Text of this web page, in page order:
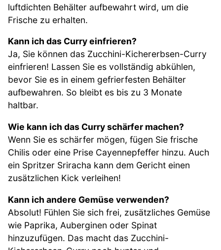
luftdichten Behälter aufbewahrt wird, um die
Frische zu erhalten.
Kann ich das Curry einfrieren?
Ja, Sie können das Zucchini-Kichererbsen-Curry
einfrieren! Lassen Sie es vollständig abkühlen,
bevor Sie es in einem gefrierfesten Behälter
aufbewahren. So bleibt es bis zu 3 Monate
haltbar.
Wie kann ich das Curry schärfer machen?
Wenn Sie es schärfer mögen, fügen Sie frische
Chilis oder eine Prise Cayennepfeffer hinzu. Auch
ein Spritzer Sriracha kann dem Gericht einen
zusätzlichen Kick verleihen!
Kann ich andere Gemüse verwenden?
Absolut! Fühlen Sie sich frei, zusätzliches Gemüse
wie Paprika, Auberginen oder Spinat
hinzuzufügen. Das macht das Zucchini-